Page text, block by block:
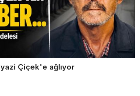
Çiçek'e ağlıyor